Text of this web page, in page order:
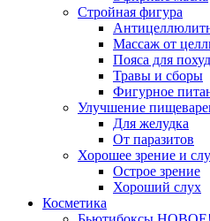
Стройная фигура
Массаж от
Пояса для
Травы и сборы
Фигурное
Улучшение
Для желудка
От паразитов
Хорошее зрение и
Острое зрение
Хороший слух
Косметика